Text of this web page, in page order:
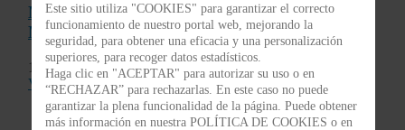
Montessorízate. Criar siguiendo los principios
Montessori
19,95 €
Ver Detalles
Este sitio utiliza "COOKIES" para garantizar el correcto
funcionamiento de nuestro portal web, mejorando la
seguridad, para obtener una eficacia y una personalización
superiores, para recoger datos estadísticos.
Haga clic en "ACEPTAR" para autorizar su uso o en
“RECHAZAR” para rechazarlas. En este caso no puede
garantizar la plena funcionalidad de la página. Puede obtener
más información en nuestra POLÍTICA DE COOKIES o en